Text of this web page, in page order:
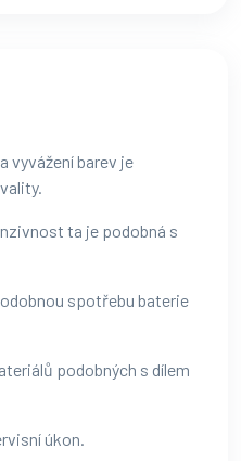
vyvážení barev je
ta je podobná s
spotřebu baterie
podobných s dílem
úkon.